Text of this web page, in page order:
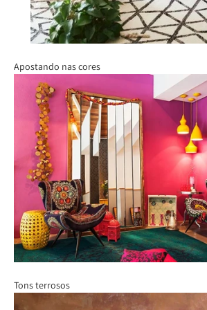
Apostando nas cores
Tons terrosos